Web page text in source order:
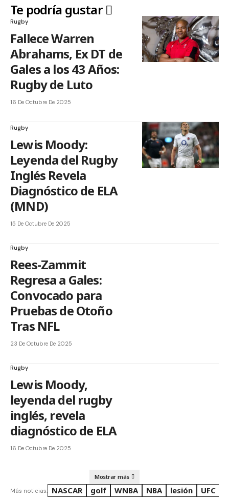
Te podría gustar
Rugby
Fallece Warren
Abrahams, Ex DT de
Gales a los 43 Años:
Rugby de Luto
16 De Octubre De 2025
Rugby
Lewis Moody:
Leyenda del Rugby
Inglés Revela
Diagnóstico de ELA
(MND)
15 De Octubre De 2025
Rugby
Rees-Zammit
Regresa a Gales:
Convocado para
Pruebas de Otoño
Tras NFL
23 De Octubre De 2025
Rugby
Lewis Moody,
leyenda del rugby
inglés, revela
diagnóstico de ELA
16 De Octubre De 2025
Mostrar más
Más noticias: NASCAR golf WNBA NBA lesión UFC